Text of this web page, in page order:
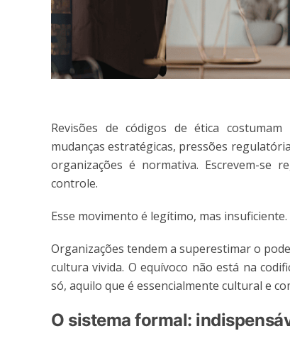
Revisões de códigos de ética
mudanças estratégicas, pressões
organizações é normativa. Escrevem-se
controle.
Esse movimento é legítimo, mas insuficiente.
Organizações tendem a superestimar o
cultura vivida. O equívoco não está na
só, aquilo que é essencialmente cultural e
O sistema formal: